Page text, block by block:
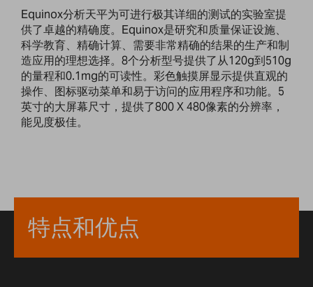
Equinox分析天平为可进行极其详细的测试的实验室提
供了卓越的精确度。Equinox是研究和质量保证设施、
科学教育、精确计算、需要非常精确的结果的生产和制
造应用的理想选择。8个分析型号提供了从120g到510g
的量程和0.1mg的可读性。彩色触摸屏显示提供直观的
操作、图标驱动菜单和易于访问的应用程序和功能。5
英寸的大屏幕尺寸，提供了800 X 480像素的分辨率，
能见度极佳。
特点和优点